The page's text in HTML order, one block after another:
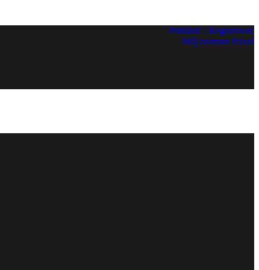
Prihlásiť / Registrovať
Môj zoznam želaní